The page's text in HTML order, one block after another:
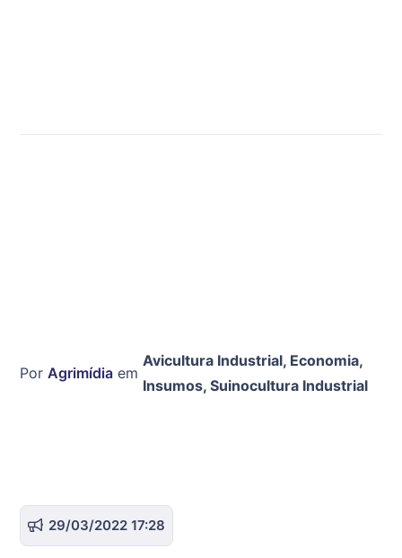
Por Agrimídia em
Avicultura Industrial, Economia,
Insumos, Suinocultura Industrial
29/03/2022 17:28